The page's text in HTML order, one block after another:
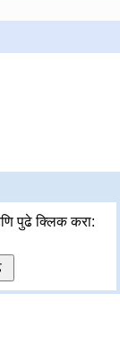
पुढे क्लिक करा: